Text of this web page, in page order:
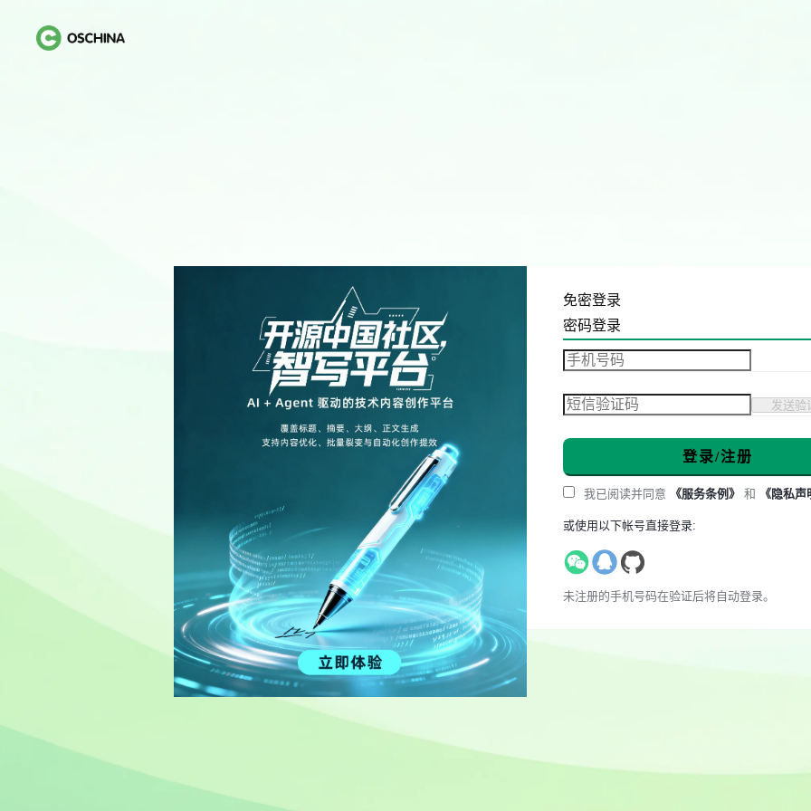
免密登录
密码登录
发送验
登录/注册
我已阅读并同意 《服务条例》 和 《隐私声
或使用以下帐号直接登录:
未注册的手机号码在验证后将自动登录。